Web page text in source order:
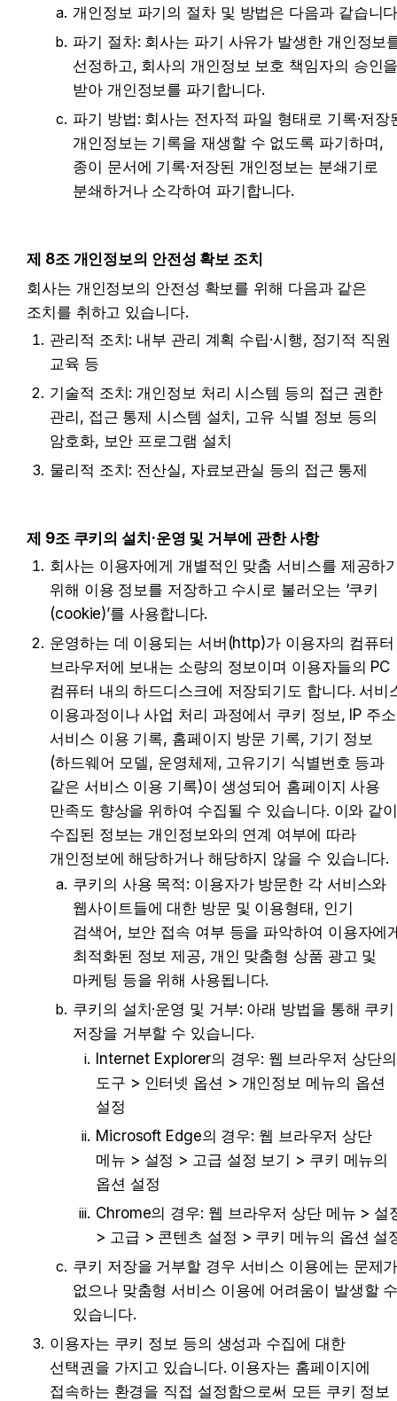
개인정보 파기의 절차 및 방법은 다음과 같습니
파기 절차: 회사는 파기 사유가 발생한 개인정보
선정하고, 회사의 개인정보 보호 책임자의 승인
받아 개인정보를 파기합니다.
파기 방법: 회사는 전자적 파일 형태로 기록·저장
개인정보는 기록을 재생할 수 없도록 파기하며,
종이 문서에 기록·저장된 개인정보는 분쇄기로
분쇄하거나 소각하여 파기합니다.
제 8조 개인정보의 안전성 확보 조치
회사는 개인정보의 안전성 확보를 위해 다음과 같은
조치를 취하고 있습니다.
관리적 조치: 내부 관리 계획 수립·시행, 정기적 직원
교육 등
기술적 조치: 개인정보 처리 시스템 등의 접근 권한
관리, 접근 통제 시스템 설치, 고유 식별 정보 등의
암호화, 보안 프로그램 설치
물리적 조치: 전산실, 자료보관실 등의 접근 통제
제 9조 쿠키의 설치·운영 및 거부에 관한 사항
회사는 이용자에게 개별적인 맞춤 서비스를 제공하
위해 이용 정보를 저장하고 수시로 불러오는 ‘쿠키
(cookie)’를 사용합니다.
운영하는 데 이용되는 서버(http)가 이용자의 컴퓨터
브라우저에 보내는 소량의 정보이며 이용자들의 PC
컴퓨터 내의 하드디스크에 저장되기도 합니다. 서비
이용과정이나 사업 처리 과정에서 쿠키 정보, IP 주
서비스 이용 기록, 홈페이지 방문 기록, 기기 정보
(하드웨어 모델, 운영체제, 고유기기 식별번호 등과
같은 서비스 이용 기록)이 생성되어 홈페이지 사용
만족도 향상을 위하여 수집될 수 있습니다. 이와 같
수집된 정보는 개인정보와의 연계 여부에 따라
개인정보에 해당하거나 해당하지 않을 수 있습니다.
쿠키의 사용 목적: 이용자가 방문한 각 서비스와
웹사이트들에 대한 방문 및 이용형태, 인기
검색어, 보안 접속 여부 등을 파악하여 이용자에
최적화된 정보 제공, 개인 맞춤형 상품 광고 및
마케팅 등을 위해 사용됩니다.
쿠키의 설치·운영 및 거부: 아래 방법을 통해 쿠키
저장을 거부할 수 있습니다.
Internet Explorer의 경우: 웹 브라우저 상단의
도구 > 인터넷 옵션 > 개인정보 메뉴의 옵션
설정
Microsoft Edge의 경우: 웹 브라우저 상단
메뉴 > 설정 > 고급 설정 보기 > 쿠키 메뉴의
옵션 설정
Chrome의 경우: 웹 브라우저 상단 메뉴 > 설
> 고급 > 콘텐츠 설정 > 쿠키 메뉴의 옵션 설
쿠키 저장을 거부할 경우 서비스 이용에는 문제
없으나 맞춤형 서비스 이용에 어려움이 발생할
있습니다.
이용자는 쿠키 정보 등의 생성과 수집에 대한
선택권을 가지고 있습니다. 이용자는 홈페이지에
접속하는 환경을 직접 설정함으로써 모든 쿠키 정보